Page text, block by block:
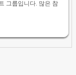
그룹입니다. 많은 참